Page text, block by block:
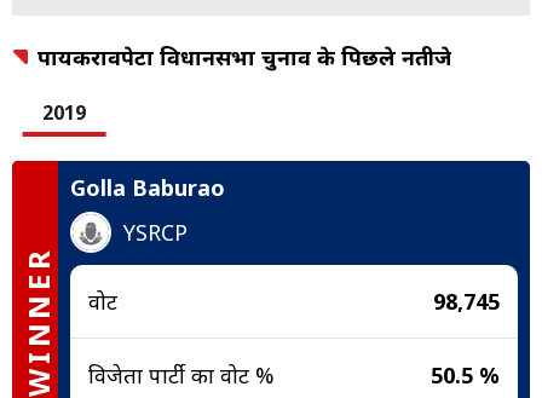
पायकरावपेटा विधानसभा चुनाव के पिछले नतीजे
2019
WINNER
Golla Baburao
YSRCP
वोट 98,745
विजेता पार्टी का वोट % 50.5 %